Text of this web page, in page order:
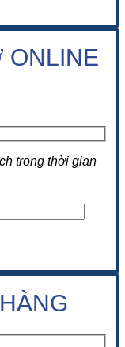
ONLINE
trong thời gian